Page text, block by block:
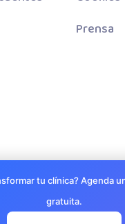
Prensa
tu clínica? Agenda
gratuita.